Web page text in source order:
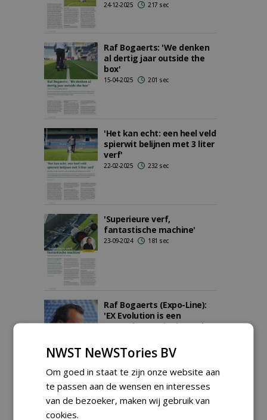
24-12-2025 217 sec
Raf Bogaerts: 'We denken
al dertig jaar outside the
box'
15-04-2025 201 sec
'Het kan echt: een heel veld
spierwit belijnen met 3 liter
verf'
22-02-2025 232 sec
'Superieure verf,
fantastische machine'
23-09-2024 181 sec
Raf Bogaerts (Expo-Line):
'EX Evolution is een
gamechanger in de markt'
Trip naar Zuid-Frankrijk:
Prachtig, maar voor
NWST NeWSTories BV
Om goed in staat te zijn onze website aan
te passen aan de wensen en interesses
van de bezoeker, maken wij gebruik van
cookies.